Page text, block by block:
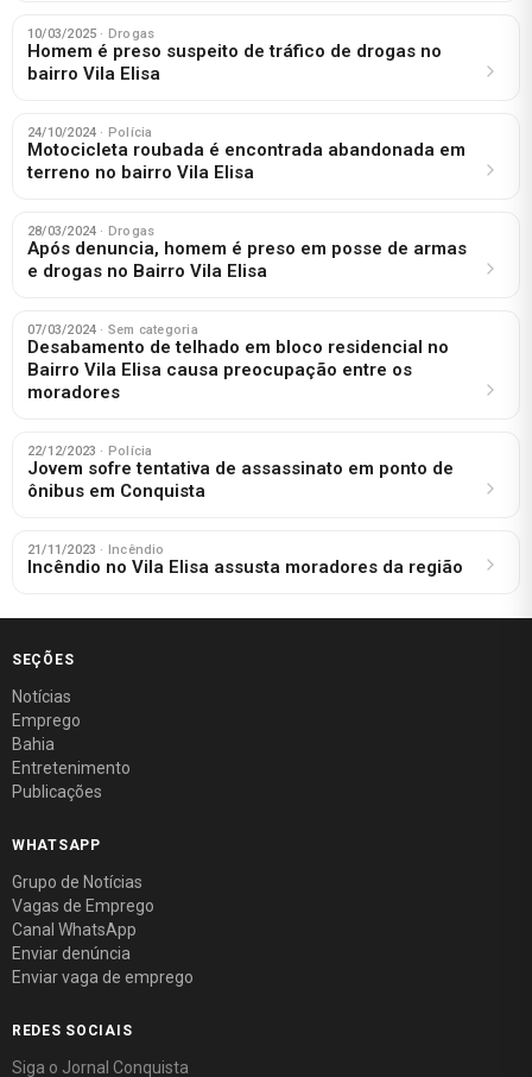
10/03/2025 · Drogas
Homem é preso suspeito de tráfico de drogas no
bairro Vila Elisa
24/10/2024 · Polícia
Motocicleta roubada é encontrada abandonada em
terreno no bairro Vila Elisa
28/03/2024 · Drogas
Após denuncia, homem é preso em posse de armas
e drogas no Bairro Vila Elisa
07/03/2024 · Sem categoria
Desabamento de telhado em bloco residencial no
Bairro Vila Elisa causa preocupação entre os
moradores
22/12/2023 · Polícia
Jovem sofre tentativa de assassinato em ponto de
ônibus em Conquista
21/11/2023 · Incêndio
Incêndio no Vila Elisa assusta moradores da região
SEÇÕES
Notícias
Emprego
Bahia
Entretenimento
Publicações
WHATSAPP
Grupo de Notícias
Vagas de Emprego
Canal WhatsApp
Enviar denúncia
Enviar vaga de emprego
REDES SOCIAIS
Siga o Jornal Conquista